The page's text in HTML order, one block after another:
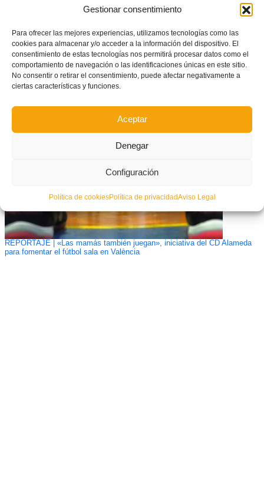
Gestionar consentimiento
Para ofrecer las mejores experiencias, utilizamos tecnologías como las
cookies para almacenar y/o acceder a la información del dispositivo. El
consentimiento de estas tecnologías nos permitirá procesar datos como el
comportamiento de navegación o las identificaciones únicas en este sitio.
No consentir o retirar el consentimiento, puede afectar negativamente a
ciertas características y funciones.
Aceptar
Denegar
Configuración
Política de cookiesPolítica de privacidadAviso Legal
Elche-Hércules: Partido de la Jornada en DHJ
REPORTAJE | «Las mamás también juegan», iniciativa del CD Alameda
para fomentar el fútbol sala en València